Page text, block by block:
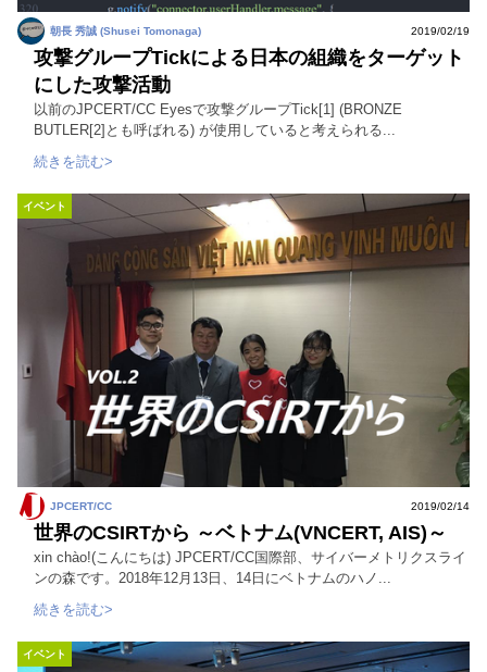
朝長 秀誠 (Shusei Tomonaga) 2019/02/19
攻撃グループTickによる日本の組織をターゲット
にした攻撃活動
以前のJPCERT/CC Eyesで攻撃グループTick[1] (BRONZE
BUTLER[2]とも呼ばれる) が使用していると考えられる...
続きを読む>
イベント
JPCERT/CC 2019/02/14
世界のCSIRTから ～ベトナム(VNCERT, AIS)～
xin chào!(こんにちは) JPCERT/CC国際部、サイバーメトリクスライ
ンの森です。2018年12月13日、14日にベトナムのハノ...
続きを読む>
イベント